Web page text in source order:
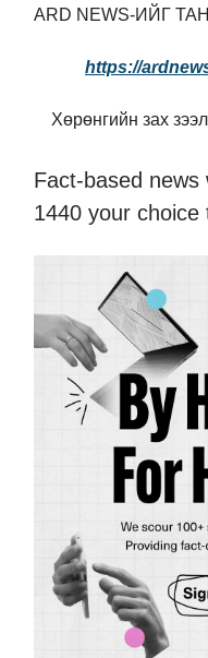
ARD NEWS-ИЙГ
https://
Хөрөнгийн зах
Fact-based
1440 your choice